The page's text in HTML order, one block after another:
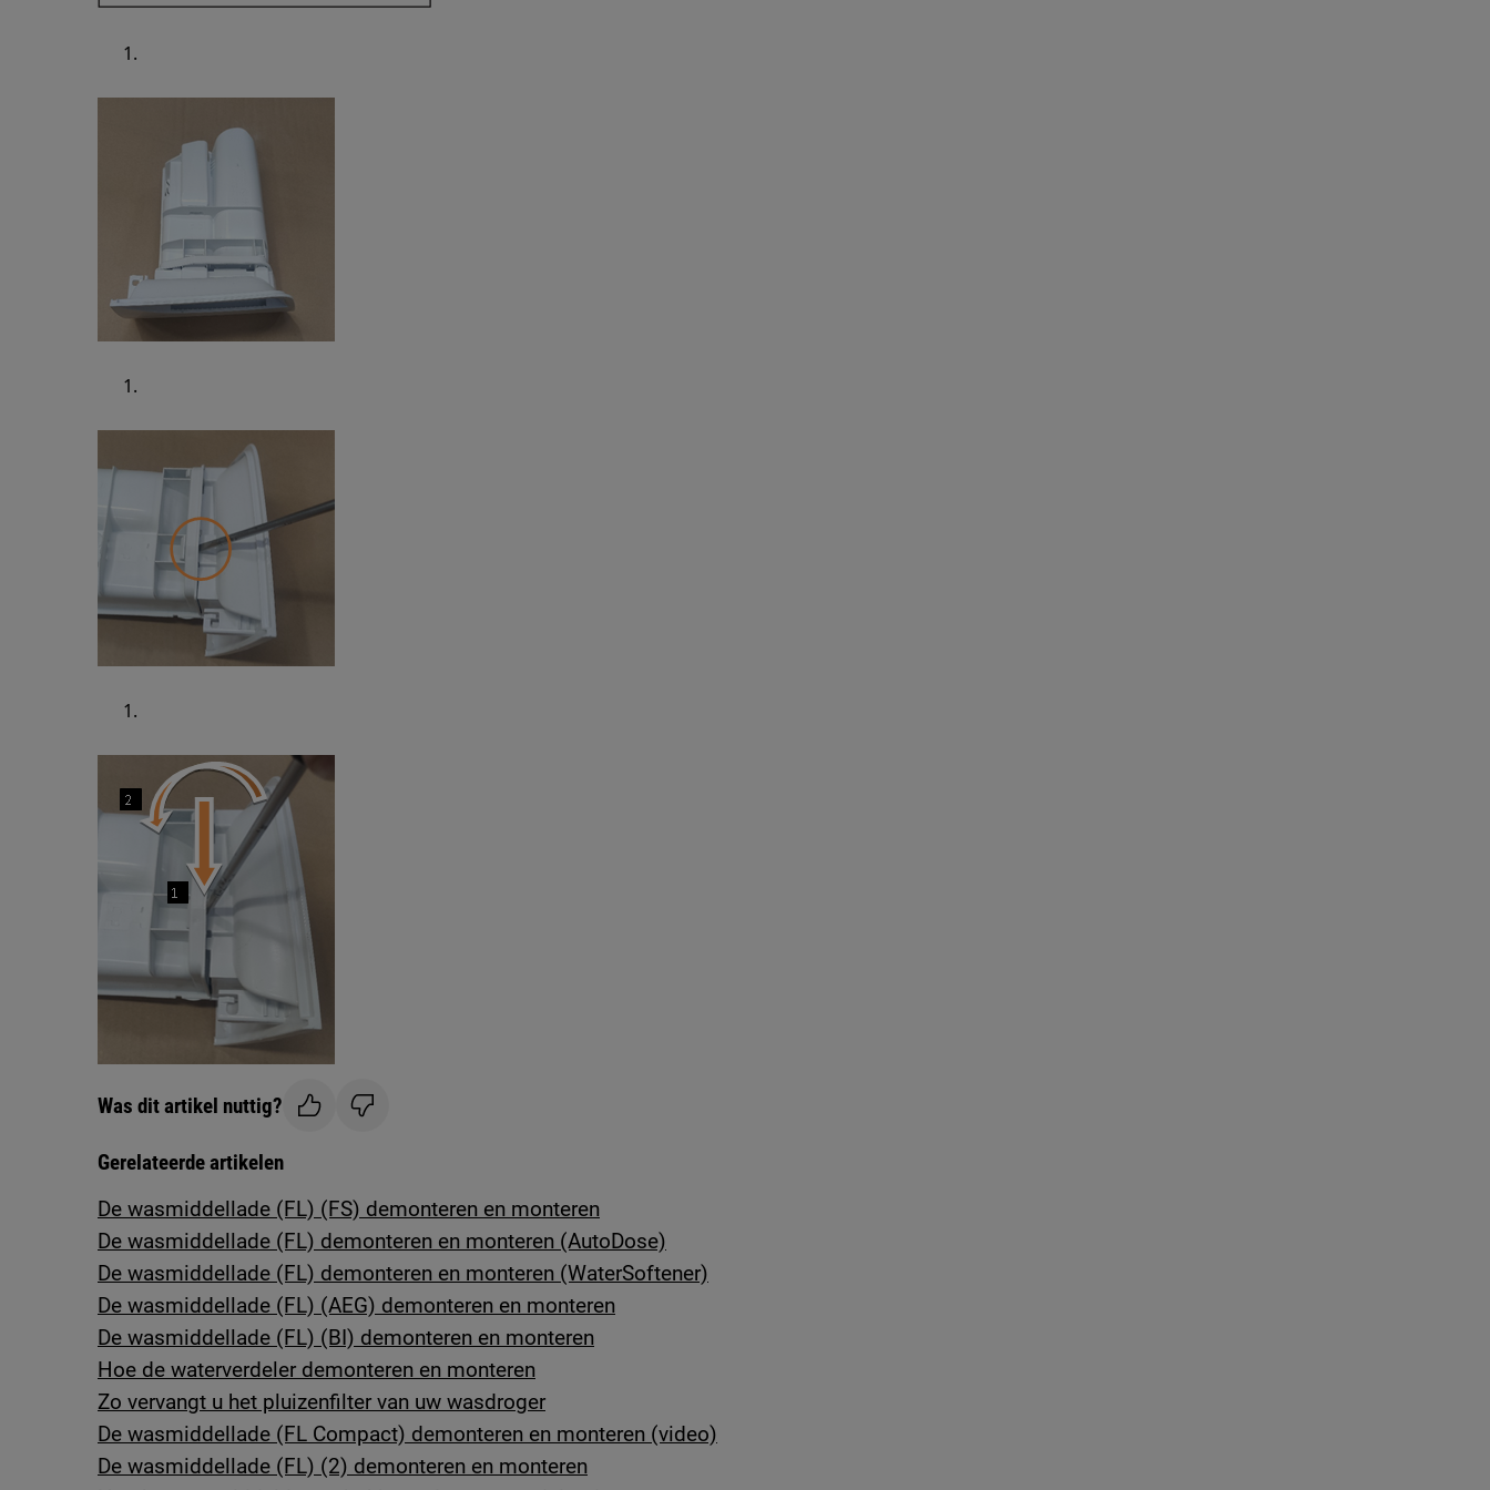
Was dit artikel nuttig?
Gerelateerde artikelen
De wasmiddellade (FL) (FS) demonteren en monteren
De wasmiddellade (FL) demonteren en monteren (AutoDose)
De wasmiddellade (FL) demonteren en monteren (WaterSoftener)
De wasmiddellade (FL) (AEG) demonteren en monteren
De wasmiddellade (FL) (BI) demonteren en monteren
Hoe de waterverdeler demonteren en monteren
Zo vervangt u het pluizenfilter van uw wasdroger
De wasmiddellade (FL Compact) demonteren en monteren (video)
De wasmiddellade (FL) (2) demonteren en monteren